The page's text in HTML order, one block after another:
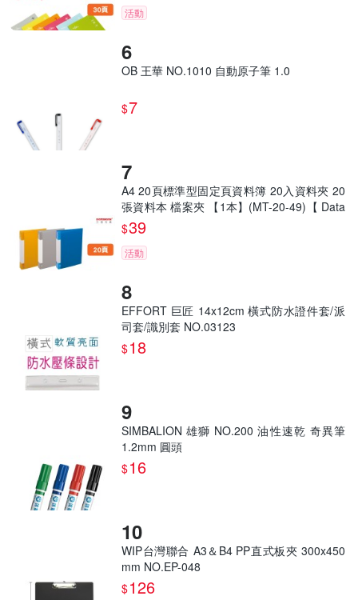
活動
OB 王華 NO.1010 自動原子筆 1.0
$7
A4 20頁標準型固定頁資料簿 20入資料夾 20
張資料本 檔案夾 【1本】(MT-20-49)【 Data
bank 三田文具】
$39
活動
EFFORT 巨匠 14x12cm 橫式防水證件套/派
司套/識別套 NO.03123
$18
SIMBALION 雄獅 NO.200 油性速乾 奇異筆
1.2mm 圓頭
$16
WIP台灣聯合 A3＆B4 PP直式板夾 300x450
mm NO.EP-048
$126